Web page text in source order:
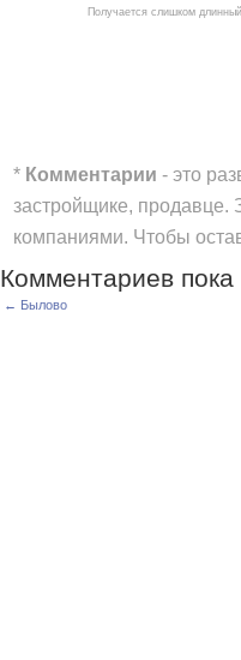
Получается слишком
* Комментарии - это
застройщике, продавце.
компаниями. Чтобы
Комментариев пока
← Былово